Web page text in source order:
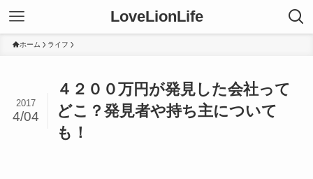
LoveLionLife
ホーム ライフ
４２００万円が発見した会社って
どこ？発見者や持ち主について
も！
2017
4/04